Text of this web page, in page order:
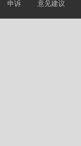
申诉 意见建议